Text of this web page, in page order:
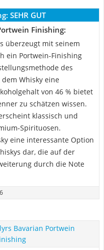
SEHR GUT
Finishing:
überzeugt mit seinem
ein Portwein-Finishing
des
Whisky eine
von 46 % bietet
zu schätzen wissen.
klassisch und
Spirituosen.
eine interessante Option
dar, die auf der
durch die Note
Bavarian Portwein